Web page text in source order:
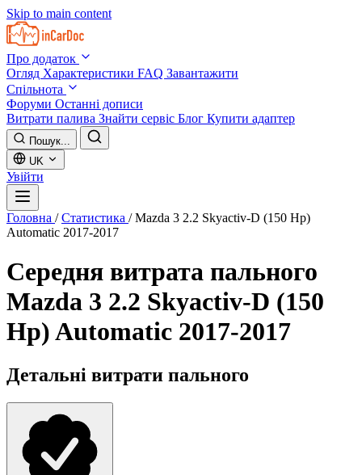
Skip to main content
Про додаток
Огляд Характеристики FAQ Завантажити
Спільнота
Форуми Останні дописи
Витрати палива Знайти сервіс Блог Купити адаптер
Пошук...
UK
Увійти
Головна / Статистика / Mazda 3 2.2 Skyactiv-D (150 Hp)
Automatic 2017-2017
Середня витрата пального
Mazda 3 2.2 Skyactiv-D (150
Hp) Automatic 2017-2017
Детальні витрати пального